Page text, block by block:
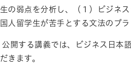
生の弱点を分析し、（１）ビジネ
国人留学生が苦手とする文法のブ
公開する講義では、ビジネス日本
だきます。